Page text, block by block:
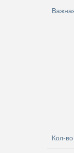
Кол-